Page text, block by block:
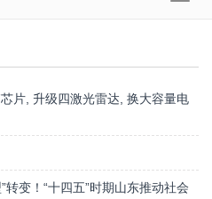
片, 升级四激光雷达, 换大容量电
转变！“十四五”时期山东推动社会